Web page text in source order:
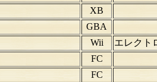
XB
GBA
Wii
エレクト
FC
FC